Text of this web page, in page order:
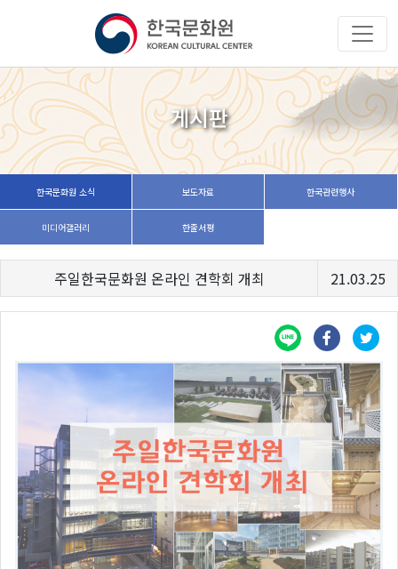
게시판
한국문화원 소식 보도자료 한국관련행사
미디어갤러리 한줄서평
주일한국문화원 온라인 견학회 개최 21.03.25